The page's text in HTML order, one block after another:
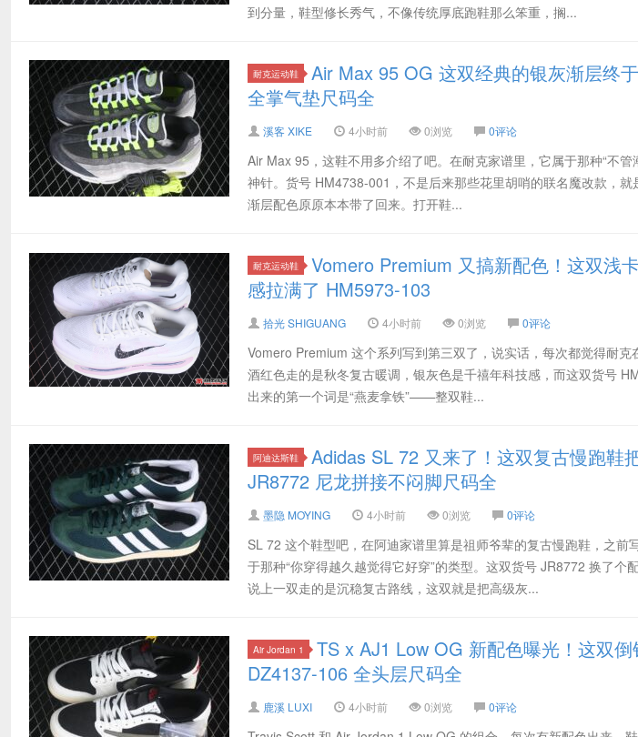
到分量，鞋型修长秀气，不像传统厚底跑鞋那么笨重，搁...
耐克运动鞋
Air Max 95 OG 这双经典的银灰渐层终
全掌气垫尺码全
溪客 XIKE 4小时前 0浏览 0评论
Air Max 95，这鞋不用多介绍了吧。在耐克家谱里，它属于那种“不
神针。货号 HM4738-001，不是后来那些花里胡哨的联名魔改款，
渐层配色原原本本带了回来。打开鞋...
耐克运动鞋
Vomero Premium 又搞新配色！这双浅
感拉满了 HM5973-103
拾光 SHIGUANG 4小时前 0浏览 0评论
Vomero Premium 这个系列写到第三双了，说实话，每次都觉得耐
酒红色走的是秋冬复古暖调，银灰色是千禧年科技感，而这双货号
出来的第一个词是“燕麦拿铁”——整双鞋...
阿迪达斯鞋
Adidas SL 72 又来了！这双复古慢跑鞋
JR8772 尼龙拼接不闷脚尺码全
墨隐 MOYING 4小时前 0浏览 0评论
SL 72 这个鞋型吧，在阿迪家谱里算是祖师爷辈的复古慢跑鞋，之前
于那种“你穿得越久越觉得它好穿”的类型。这双货号 JR8772 换了
说上一双走的是沉稳复古路线，这双就是把高级灰...
Air Jordan 1
TS x AJ1 Low OG 新配色曝光！这双
DZ4137-106 全头层尺码全
鹿溪 LUXI 4小时前 0浏览 0评论